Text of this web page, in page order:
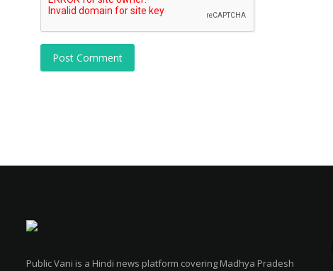
Post Comment
Public Vani is a Hindi news platform covering Madhya Pradesh